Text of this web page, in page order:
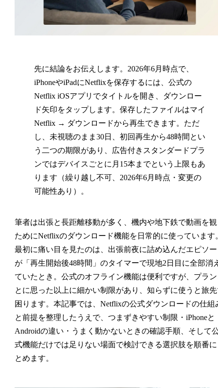
先に結論をお伝えします。 2026年6月時点で、
iPhoneやiPadにNetflixを保存するには、公式の
Netflix iOSアプリでタイトルを開き、ダウンロー
ド矢印をタップします。保存したファイルはマイ
Netflix → ダウンロードから再生できます。ただ
し、未視聴のまま30日、初回再生から48時間とい
う二つの期限があり、広告付きスタンダードプラ
ンではデバイスごとに月15本までという上限もあ
ります（繰り越し不可、2026年6月時点・変更の
可能性あり）。
筆者は出張と長距離移動が多く、機内や地下鉄で動画を
ためにNetflixのダウンロード機能を日常的に使っています
最初に痛い目を見たのは、出張前夜に詰め込んだエピソ
が「再生開始後48時間」のタイマーで現地2日目に全部消
ていたとき。公式のオフライン機能は便利ですが、プラ
とに思った以上に細かい制限があり、知らずに使うと旅
困ります。本記事では、Netflixの公式ダウンロードの仕組
と前提を整理したうえで、つまずきやすい制限・iPhoneと
Androidの違い・うまく動かないときの確認手順、そして
式機能だけでは足りない場面で検討できる選択肢を順番
とめます。